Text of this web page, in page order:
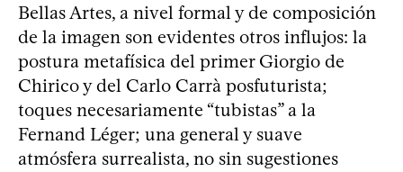
Bellas Artes, a nivel formal y de composición
de la imagen son evidentes otros influjos: la
postura metafísica del primer Giorgio de
Chirico y del Carlo Carrà posfuturista;
toques necesariamente “tubistas” a la
Fernand Léger; una general y suave
atmósfera surrealista, no sin sugestiones